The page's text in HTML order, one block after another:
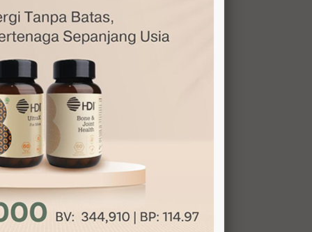
ANDA BUTUHKAN?
OBESITAS PADA SAAT KEHAMILAN
19 EFEK KEMOTERAPI YANG HARUS
DIWASPADAI
PERTAMA DI DUNIA, DIKETEMUKAN DI
INDONESIA
WASPADA GEJALA PENYAKIT JANTUNG
MINUMAN BERENERGI, AMAN NGGA?
LUPAKAN MINUMAN BERENERGI,